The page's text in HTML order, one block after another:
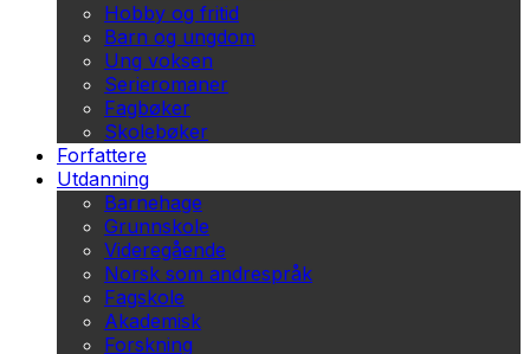
Hobby og fritid
Barn og ungdom
Ung voksen
Serieromaner
Fagbøker
Skolebøker
Forfattere
Utdanning
Barnehage
Grunnskole
Videregående
Norsk som andrespråk
Fagskole
Akademisk
Forskning